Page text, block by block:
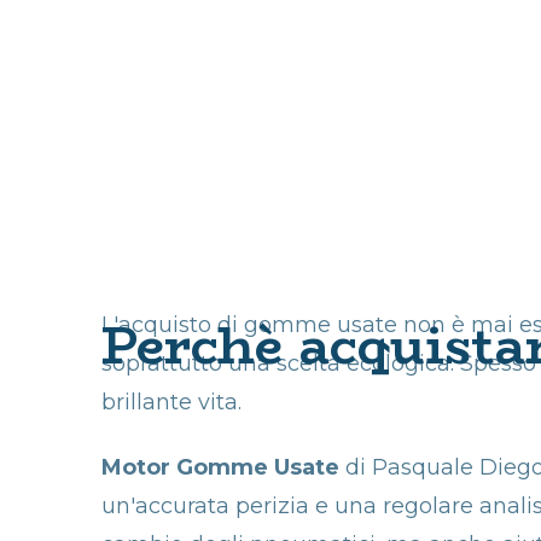
Perchè
L'acquisto di gomme usate non è mai
soprattutto una scelta ecologica.
brillante vita.
Motor Gomme Usate di Pasquale
un'accurata perizia e una regolare